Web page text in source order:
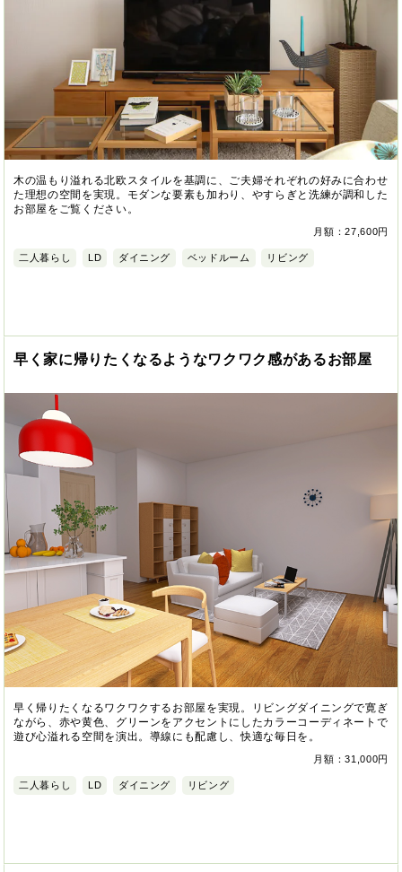
木の温もり溢れる北欧スタイルを基調に、ご夫婦それぞれの好みに合わせ
た理想の空間を実現。モダンな要素も加わり、やすらぎと洗練が調和した
お部屋をご覧ください。
月額：27,600円
二人暮らし LD ダイニング ベッドルーム リビング
早く家に帰りたくなるようなワクワク感があるお部屋
早く帰りたくなるワクワクするお部屋を実現。リビングダイニングで寛ぎ
ながら、赤や黄色、グリーンをアクセントにしたカラーコーディネートで
遊び心溢れる空間を演出。導線にも配慮し、快適な毎日を。
月額：31,000円
二人暮らし LD ダイニング リビング